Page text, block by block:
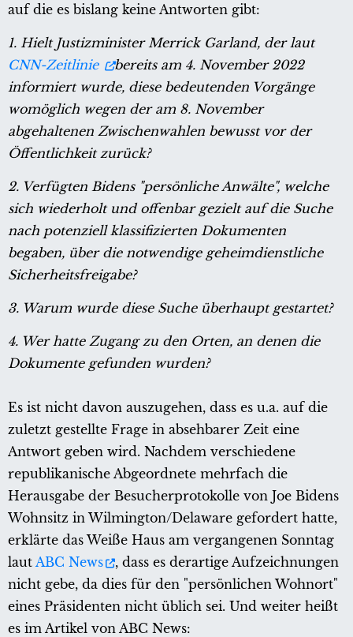
auf die es bislang keine Antworten gibt:
1. Hielt Justizminister Merrick Garland, der laut
CNN-Zeitlinie
bereits am 4. November 2022
informiert wurde, diese bedeutenden Vorgänge
womöglich wegen der am 8. November
abgehaltenen Zwischenwahlen bewusst vor der
Öffentlichkeit zurück?
2. Verfügten Bidens "persönliche Anwälte", welche
sich wiederholt und offenbar gezielt auf die Suche
nach potenziell klassifizierten Dokumenten
begaben, über die notwendige geheimdienstliche
Sicherheitsfreigabe?
3. Warum wurde diese Suche überhaupt gestartet?
4. Wer hatte Zugang zu den Orten, an denen die
Dokumente gefunden wurden?
Es ist nicht davon auszugehen, dass es u.a. auf die
zuletzt gestellte Frage in absehbarer Zeit eine
Antwort geben wird. Nachdem verschiedene
republikanische Abgeordnete mehrfach die
Herausgabe der Besucherprotokolle von Joe Bidens
Wohnsitz in Wilmington/Delaware gefordert hatte,
erklärte das Weiße Haus am vergangenen Sonntag
laut ABC News
, dass es derartige Aufzeichnungen
nicht gebe, da dies für den "persönlichen Wohnort"
eines Präsidenten nicht üblich sei. Und weiter heißt
es im Artikel von ABC News: